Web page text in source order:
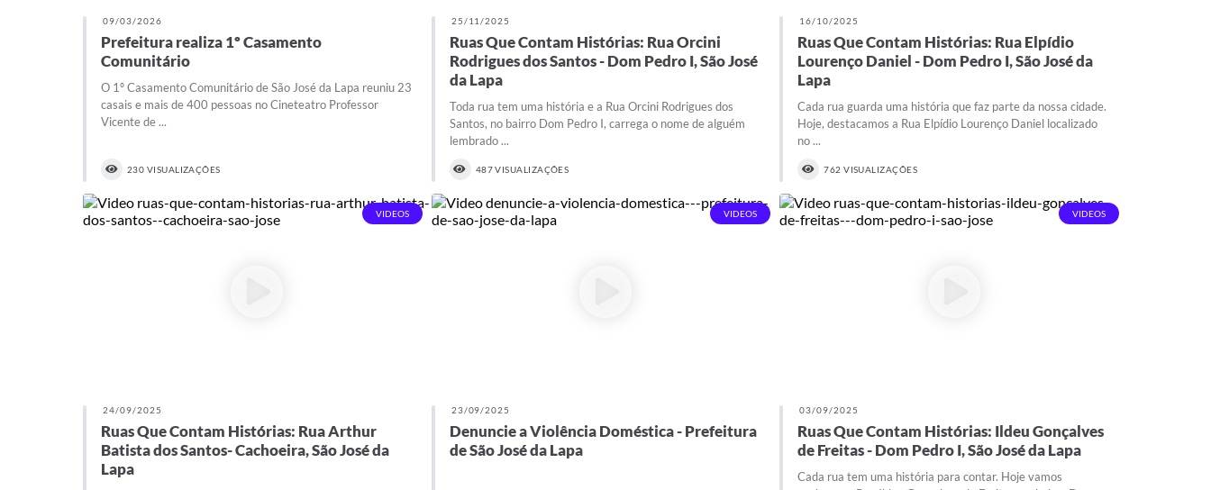
09/03/2026
Prefeitura realiza 1º Casamento
Comunitário
O 1º Casamento Comunitário de São José da Lapa reuniu 23
casais e mais de 400 pessoas no Cineteatro Professor
Vicente de ...
230 VISUALIZAÇÕES
25/11/2025
Ruas Que Contam Histórias: Rua Orcini
Rodrigues dos Santos - Dom Pedro I, São José
da Lapa
Toda rua tem uma história e a Rua Orcini Rodrigues dos
Santos, no bairro Dom Pedro I, carrega o nome de alguém
lembrado ...
487 VISUALIZAÇÕES
16/10/2025
Ruas Que Contam Histórias: Rua Elpídio
Lourenço Daniel - Dom Pedro I, São José da
Lapa
Cada rua guarda uma história que faz parte da nossa cidade.
Hoje, destacamos a Rua Elpídio Lourenço Daniel localizado
no ...
762 VISUALIZAÇÕES
VIDEOS
24/09/2025
Ruas Que Contam Histórias: Rua Arthur
Batista dos Santos- Cachoeira, São José da
Lapa
VIDEOS
23/09/2025
Denuncie a Violência Doméstica - Prefeitura
de São José da Lapa
VIDEOS
03/09/2025
Ruas Que Contam Histórias: Ildeu Gonçalves
de Freitas - Dom Pedro I, São José da Lapa
Cada rua tem uma história para contar. Hoje vamos